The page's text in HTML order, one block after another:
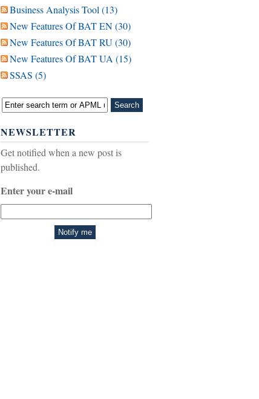
Business Analysis Tool (13)
New Features Of BAT EN (30)
New Features Of BAT RU (30)
New Features Of BAT UA (15)
SSAS (5)
NEWSLETTER
Get notified when a new post is
published.
Enter your e-mail